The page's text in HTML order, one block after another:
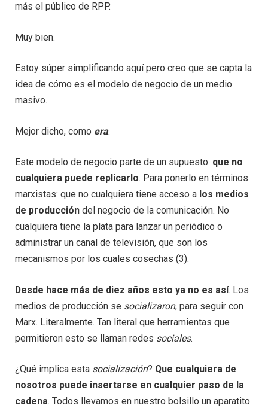
más el público de RPP.
Muy bien.
Estoy súper simplificando aquí pero creo que se capta la
idea de cómo es el modelo de negocio de un medio
masivo.
Mejor dicho, como era.
Este modelo de negocio parte de un supuesto: que no
cualquiera puede replicarlo. Para ponerlo en términos
marxistas: que no cualquiera tiene acceso a los medios
de producción del negocio de la comunicación. No
cualquiera tiene la plata para lanzar un periódico o
administrar un canal de televisión, que son los
mecanismos por los cuales cosechas (3).
Desde hace más de diez años esto ya no es así. Los
medios de producción se socializaron, para seguir con
Marx. Literalmente. Tan literal que herramientas que
permitieron esto se llaman redes sociales.
¿Qué implica esta socialización? Que cualquiera de
nosotros puede insertarse en cualquier paso de la
cadena. Todos llevamos en nuestro bolsillo un aparatito